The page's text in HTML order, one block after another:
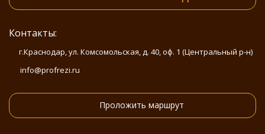
Контакты:
г.Краснодар, ул. Комсомольская, д. 40, оф. 1 (Центральный р-н)
info@profrezi.ru
Проложить маршрут